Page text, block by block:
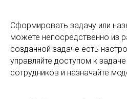
Сформировать задачу или
можете непосредственно из
созданной задаче есть
управляйте доступом к
сотрудников и назначайте